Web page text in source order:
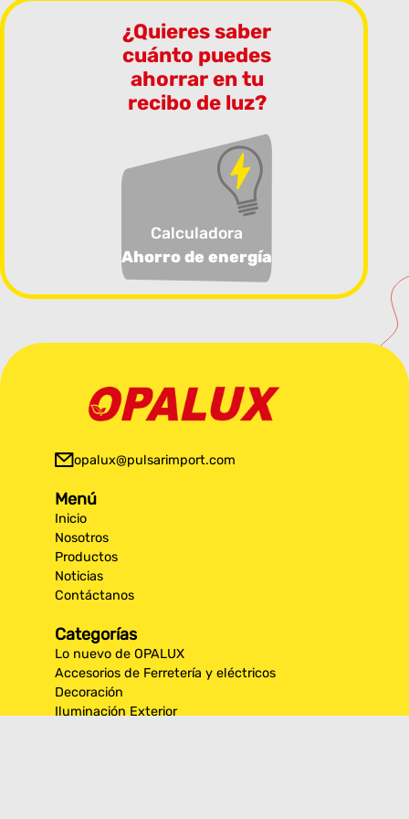
¿Quieres saber
cuánto puedes
ahorrar en tu
recibo de luz?
Calculadora
Ahorro de energía
opalux@pulsarimport.com
Menú
Inicio
Nosotros
Productos
Noticias
Contáctanos
Categorías
Lo nuevo de OPALUX
Accesorios de Ferretería y eléctricos
Decoración
Iluminación Exterior